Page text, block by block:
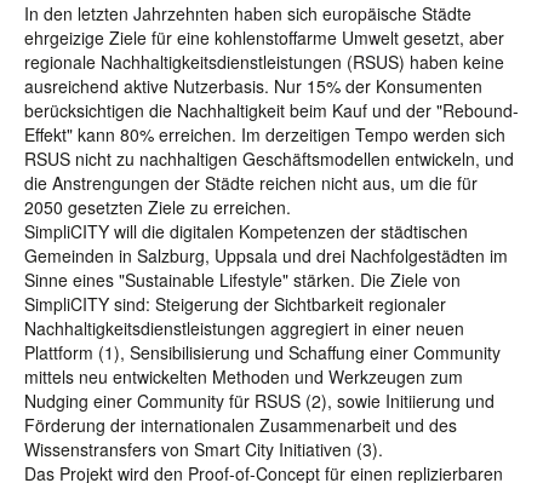
In den letzten Jahrzehnten haben sich europäische Städte
ehrgeizige Ziele für eine kohlenstoffarme Umwelt gesetzt, aber
regionale Nachhaltigkeitsdienstleistungen (RSUS) haben keine
ausreichend aktive Nutzerbasis. Nur 15% der Konsumenten
berücksichtigen die Nachhaltigkeit beim Kauf und der "Rebound-
Effekt" kann 80% erreichen. Im derzeitigen Tempo werden sich
RSUS nicht zu nachhaltigen Geschäftsmodellen entwickeln, und
die Anstrengungen der Städte reichen nicht aus, um die für
2050 gesetzten Ziele zu erreichen.
SimpliCITY will die digitalen Kompetenzen der städtischen
Gemeinden in Salzburg, Uppsala und drei Nachfolgestädten im
Sinne eines "Sustainable Lifestyle" stärken. Die Ziele von
SimpliCITY sind: Steigerung der Sichtbarkeit regionaler
Nachhaltigkeitsdienstleistungen aggregiert in einer neuen
Plattform (1), Sensibilisierung und Schaffung einer Community
mittels neu entwickelten Methoden und Werkzeugen zum
Nudging einer Community für RSUS (2), sowie Initiierung und
Förderung der internationalen Zusammenarbeit und des
Wissenstransfers von Smart City Initiativen (3).
Das Projekt wird den Proof-of-Concept für einen replizierbaren